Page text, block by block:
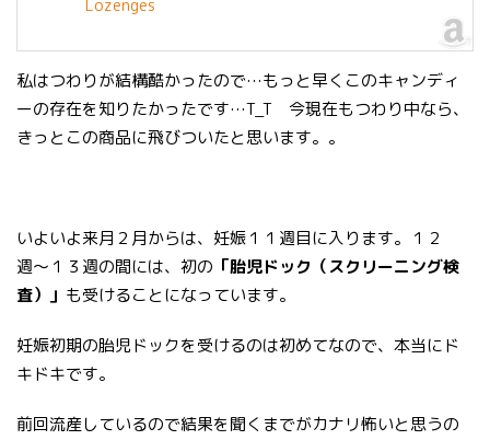
Lozenges
私はつわりが結構酷かったので…もっと早くこのキャンディ
ーの存在を知りたかったです…T_T 今現在もつわり中なら、
きっとこの商品に飛びついたと思います。。
いよいよ来月２月からは、妊娠１１週目に入ります。１２
週〜１３週の間には、初の 「胎児ドック（スクリーニング検
査）」 も受けることになっています。
妊娠初期の胎児ドックを受けるのは初めてなので、本当にド
キドキです。
前回流産しているので結果を聞くまでがカナリ怖いと思うの